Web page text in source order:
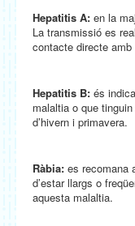
Hepatitis A: en la
La transmissió es
contacte directe
Hepatitis B: és
malaltia o que
d’hivern i primavera.
Ràbia: es recomana
d’estar llargs o
aquesta malaltia.